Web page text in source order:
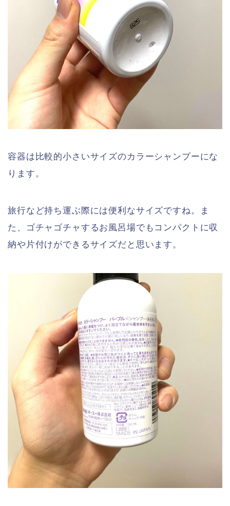
容器は比較的小さいサイズのカラーシャンプーにな
ります。
旅行など持ち運ぶ際には便利なサイズですね。ま
た、ゴチャゴチャするお風呂場でもコンパクトに収
納や片付けができるサイズだと思います。